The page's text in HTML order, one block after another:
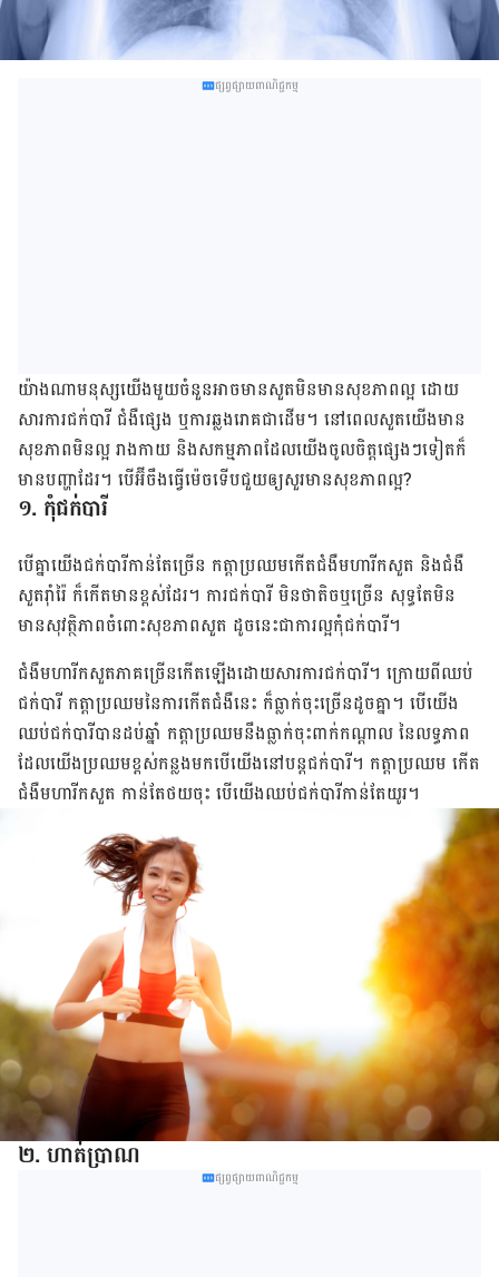
ផ្សព្វផ្សាយពាណិជ្ជកម្ម
យ៉ាង​ណា​មនុស្ស​យើង​មួយ​ចំនួន​អាច​មាន​សួត​មិន​មាន​សុខ​ភាព​ល្អ ដោយ​
សារ​ការ​ជក់បារី ជំងឺ​ផ្សេង ឬ​ការ​ឆ្លង​រោគ​ជា​ដើម​។ នៅ​ពេល​សួត​យើង​មាន​
សុខ​ភាព​មិន​ល្អ រាង​កាយ និង​សកម្មភាព​ដែល​យើង​ចូល​ចិត្ត​ផ្សេងៗ​ទៀត​ក៏​
មាន​បញ្ហា​ដែរ​។ បើ​អ៊ី​ចឹង​ធ្វើ​ម៉េច​ទើប​ជួយ​ឲ្យ​សួរ​មាន​សុខ​ភាព​ល្អ?​
​១.​ កុំ​ជក់​បារី​
បើ​គ្នា​យើង​ជក់​បារី​កាន់​តែ​ច្រើន កត្តា​ប្រ​ឈម​កើត​ជំងឺ​មហារីក​សួត និង​ជំងឺ​
សួត​រ៉ាំរ៉ៃ ក៏​កើត​មាន​ខ្ពស់​ដែរ​។ ការ​ជក់​បារី មិន​ថា​តិច​ឬ​ច្រើន សុទ្ធ​តែ​មិន​
មាន​សុវត្ថិ​ភាព​ចំពោះ​សុខ​ភាព​សួត ដូច​នេះ​ជា​ការ​ល្អ​កុំ​ជក់​បារី​។
ជំងឺ​មហារីក​សួត​ភាគ​ច្រើន​កើត​ឡើង​ដោយ​សារ​ការ​ជក់​បារី​។ ក្រោយ​ពី​ឈប់​
ជក់​បារី កត្តា​ប្រឈម​នៃ​ការ​កើត​ជំងឺ​នេះ ក៏​ធ្លាក់​ចុះ​ច្រើន​ដូច​គ្នា​។ បើ​យើង​
ឈប់​ជក់​បារី​បាន​ដប់​ឆ្នាំ កត្តា​ប្រឈម​នឹង​ធ្លាក់​ចុះ​ពាក់​កណ្ដាល នៃ​លទ្ធភាព​
ដែល​យើង​ប្រឈម​ខ្ពស់​កន្លង​មក​បើ​យើង​នៅ​បន្ត​ជក់​បារី​។ កត្តា​ប្រ​ឈម​ កើ​ត​
ជំងឺ​មហារីក​សួត កាន់​តែ​ថយ​ចុះ បើ​យើង​ឈប់​ជក់​បារី​កាន់​តែ​យូរ​។​
២. ហាត់​ប្រាណ​
ផ្សព្វផ្សាយពាណិជ្ជកម្ម